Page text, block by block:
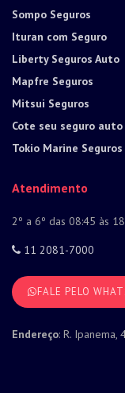
Sompo Seguros
Ituran com Seguro
Liberty Seguros Auto
Mapfre Seguros
Mitsui Seguros
Cote seu seguro
Tokio Marine
Atendimento
2º a 6º das 08:45 às
11 2081-7000
FALE PELO
Endereço: R. Ipanema,